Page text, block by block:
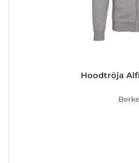
Hoodtröja